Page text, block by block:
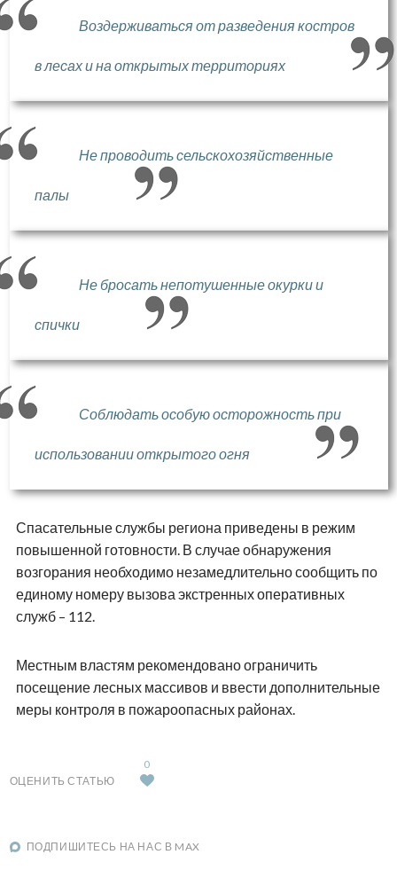
Воздерживаться от разведения костров
в лесах и на открытых территориях
Не проводить сельскохозяйственные
палы
Не бросать непотушенные окурки и
спички
Соблюдать особую осторожность при
использовании открытого огня
Спасательные службы региона приведены в режим
повышенной готовности. В случае обнаружения
возгорания необходимо незамедлительно сообщить по
единому номеру вызова экстренных оперативных
служб – 112.
Местным властям рекомендовано ограничить
посещение лесных массивов и ввести дополнительные
меры контроля в пожароопасных районах.
ОЦЕНИТЬ СТАТЬЮ
0
ПОДПИШИТЕСЬ НА НАС В MAX